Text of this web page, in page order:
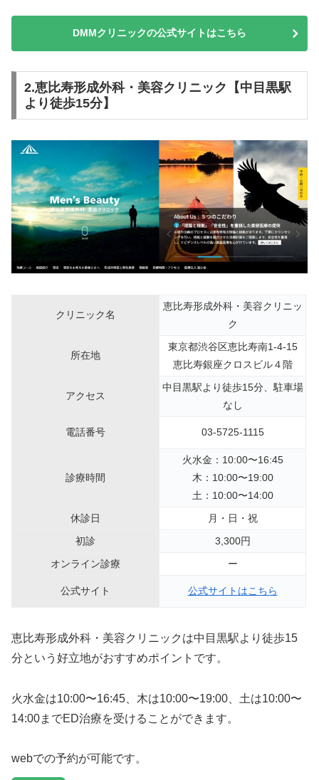
DMMクリニックの公式サイトはこちら
2.恵比寿形成外科・美容クリニック【中目黒駅
より徒歩15分】
クリニック名
恵比寿形成外科・美容クリニッ
ク
所在地
東京都渋谷区恵比寿南1-4-15
恵比寿銀座クロスビル４階
アクセス
中目黒駅より徒歩15分、駐車場
なし
電話番号 03-5725-1115
診療時間
火水金：10:00〜16:45
木：10:00〜19:00
土：10:00〜14:00
休診日
月・日・祝
初診
3,300円
オンライン診療
ー
公式サイト 公式サイトはこちら
恵比寿形成外科・美容クリニックは中目黒駅より徒歩15
分という好立地がおすすめポイントです。
火水金は10:00〜16:45、木は10:00〜19:00、土は10:00〜
14:00までED治療を受けることができます。
webでの予約が可能です。